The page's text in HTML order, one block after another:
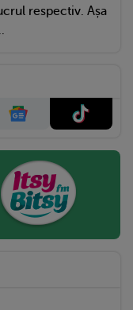
respectiv. Așa